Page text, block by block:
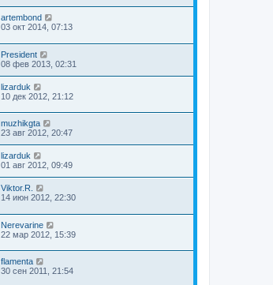
artembond
03 окт 2014, 07:13
President
08 фев 2013, 02:31
lizarduk
10 дек 2012, 21:12
muzhikgta
23 авг 2012, 20:47
lizarduk
01 авг 2012, 09:49
Viktor.R.
14 июн 2012, 22:30
Nerevarine
22 мар 2012, 15:39
flamenta
30 сен 2011, 21:54